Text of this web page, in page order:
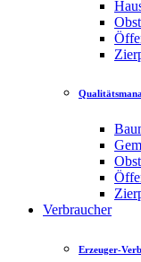
Verbraucher
Erzeuger-